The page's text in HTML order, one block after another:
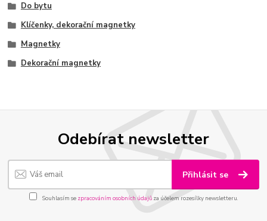
Do bytu
Klíčenky, dekorační magnetky
Magnetky
Dekorační magnetky
Odebírat newsletter
Přihlásit se
Souhlasím se zpracováním osobních údajůza účelem rozesílky newsletteru.